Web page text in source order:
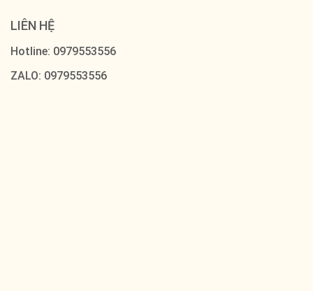
LIÊN HỆ
Hotline: 0979553556
ZALO: 0979553556